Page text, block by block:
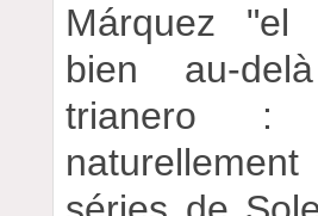
Márquez "el
bien au-
trianero :